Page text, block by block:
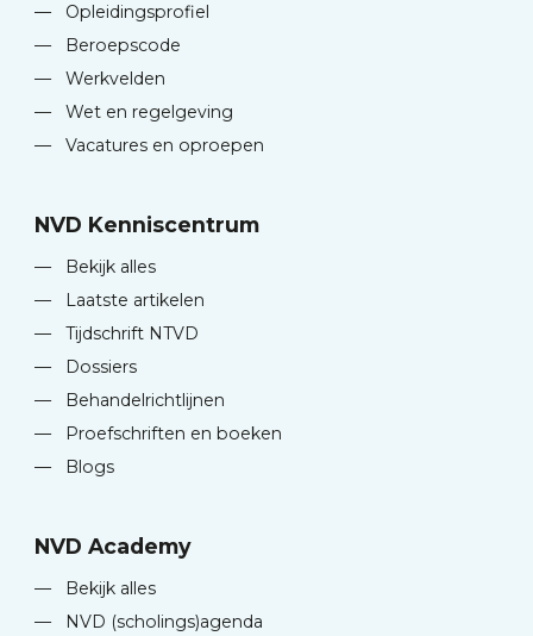
—
Opleidingsprofiel
—
Beroepscode
—
Werkvelden
—
Wet en regelgeving
—
Vacatures en oproepen
NVD Kenniscentrum
—
Bekijk alles
—
Laatste artikelen
—
Tijdschrift NTVD
—
Dossiers
—
Behandelrichtlijnen
—
Proefschriften en boeken
—
Blogs
NVD Academy
—
Bekijk alles
—
NVD (scholings)agenda